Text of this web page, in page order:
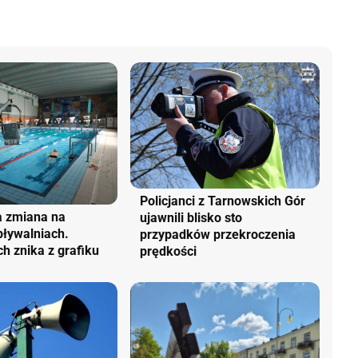
zmiana na
znika z grafiku
Policjanci z Tarnowskich Gór
ujawnili blisko sto
przypadków przekroczenia
prędkości